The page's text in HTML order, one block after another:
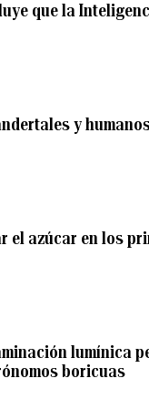
que la
y
el azúcar en los
lumínica
boricuas